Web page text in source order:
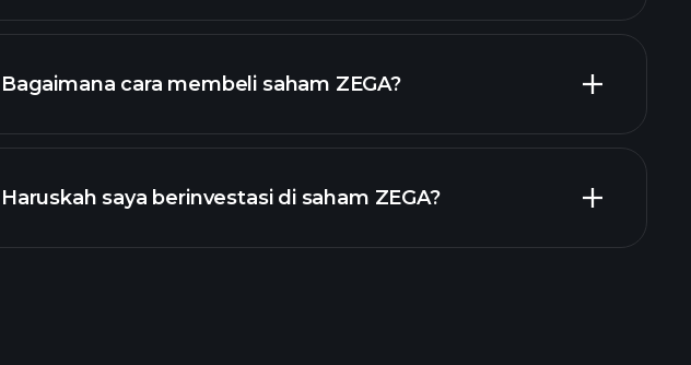
laporan keuangan ZEGA
Bagaimana cara membeli saham ZEGA?
Haruskah saya berinvestasi di saham ZEGA?